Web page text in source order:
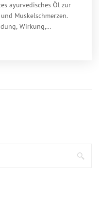
ayurvedisches Öl zur
Muskelschmerzen.
Wirkung,